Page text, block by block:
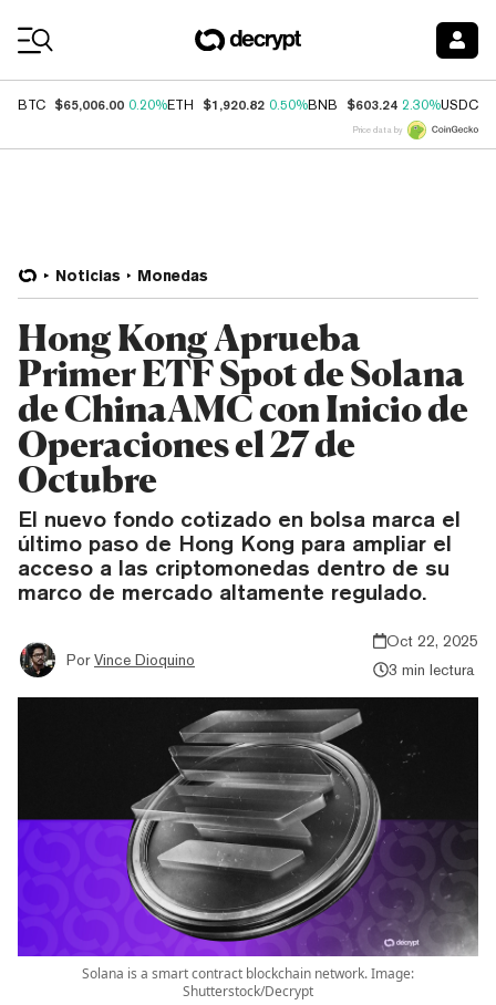
BTC $65,006.00 0.20%ETH $1,920.82 0.50%BNB $603.24 2.30%USDC
Price data by
Noticias Monedas
Hong Kong Aprueba
Primer ETF Spot de Solana
de ChinaAMC con Inicio de
Operaciones el 27 de
Octubre
El nuevo fondo cotizado en bolsa marca el
último paso de Hong Kong para ampliar el
acceso a las criptomonedas dentro de su
marco de mercado altamente regulado.
Por Vince Dioquino
Oct 22, 2025
3 min lectura
Solana is a smart contract blockchain network. Image:
Shutterstock/Decrypt